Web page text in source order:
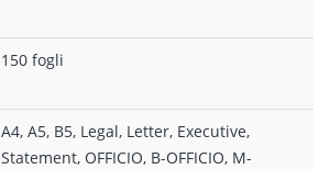
150 fogli
A4, A5, B5, Legal, Letter, Executive,
Statement, OFFICIO, B-OFFICIO, M-